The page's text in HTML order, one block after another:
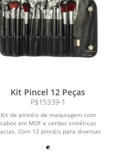
Kit Pincel 12 Peças
P$15339-1
Kit de pincéis de maquiagem com
cabos em MDF e cerdas sintéticas
Com 12 pincéis para diversas